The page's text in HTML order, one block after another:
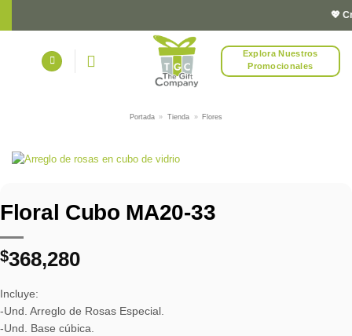
💖
Explora Nuestros
Promocionales
Portada » Tienda » Flores
Floral Cubo MA20-33
$368,280
Incluye:
-Und. Arreglo de Rosas Especial.
-Und. Base cúbica.